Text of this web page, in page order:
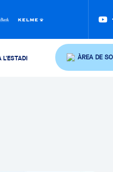
L'ESTADI ÀREA DE